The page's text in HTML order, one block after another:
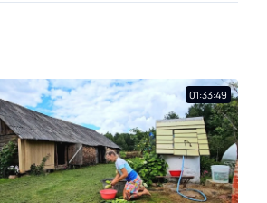
01:33:49